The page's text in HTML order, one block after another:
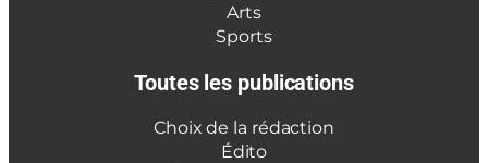
Arts
Sports
Toutes les publications
Choix de la rédaction
Édito